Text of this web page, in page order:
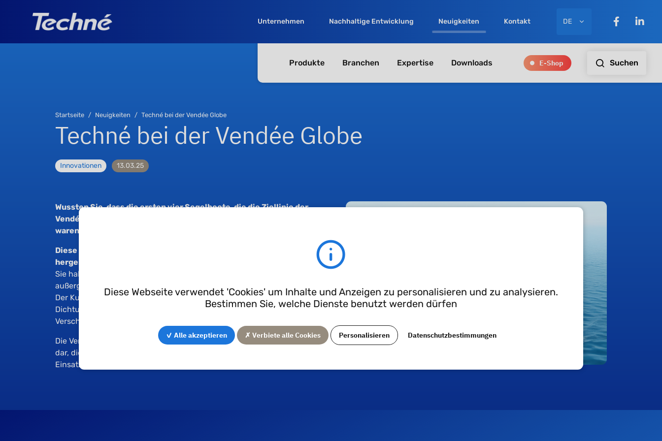
Unternehmen Nachhaltige Entwicklung Neuigkeiten Kontakt DE
Produkte Branchen Expertise Downloads E-Shop Suchen
Startseite Neuigkeiten Techné bei der Vendée Globe
Techné bei der Vendée Globe
Innovationen 13.03.25
Wussten Sie, dass die ersten vier Segelboote, die die Ziellinie der
Vendée Globe überquerten, mit Techné-Dichtungen ausgestattet
waren?
Diese Dichtungen wurden in unserem Tochterunternehmen Créat
hergestellt und anschließend von Techné oberflächenbehandelt
Sie haben unter extremen Meeresbedingungen eine
außergewöhnliche Widerstandsfähigkeit bewiesen.
Der Kunde äußerte seine Zufriedenheit mit der Qualität der
Dichtungen, die seinen Erwartungen voll entsprachen und den
Verschleiß sowie die Wartungshäufigkeit reduzierten.
Die Vendée Globe stellt einen großartigen Erfolg für CréatundTechné
dar, die wieder einmal ihre Zuverlässigkeit in den anspruchsvollsten
Einsatzumgebungen unter Beweis gestellt haben!
Diese Webseite verwendet 'Cookies' um Inhalte und Anzeigen zu personalisieren und zu analysieren.
Bestimmen Sie, welche Dienste benutzt werden dürfen
✓ Alle akzeptieren ✗ Verbiete alle Cookies Personalisieren Datenschutzbestimmungen